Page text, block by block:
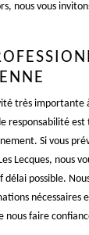
nous vous
très importante
responsabilité
Si vous
Lecques, nous
possible.
nécessaires
nous faire